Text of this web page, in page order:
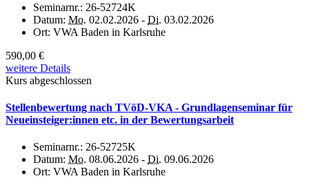
Seminarnr.: 26-52724K
Datum: Mo. 02.02.2026 - Di. 03.02.2026
Ort: VWA Baden in Karlsruhe
590,00 €
weitere Details
Kurs abgeschlossen
Stellenbewertung nach TVöD-VKA - Grundlagenseminar für
Neueinsteiger:innen etc. in der Bewertungsarbeit
Seminarnr.: 26-52725K
Datum: Mo. 08.06.2026 - Di. 09.06.2026
Ort: VWA Baden in Karlsruhe